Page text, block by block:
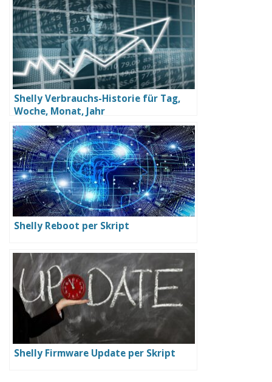
Shelly Verbrauchs-Historie für Tag,
Woche, Monat, Jahr
Shelly Reboot per Skript
Shelly Firmware Update per Skript